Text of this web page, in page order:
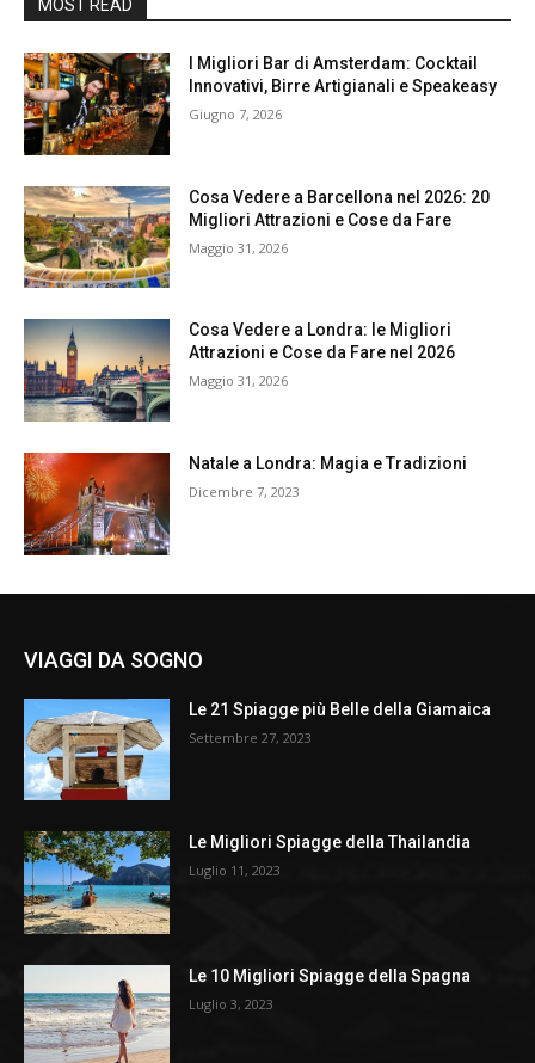
MOST READ
I Migliori Bar di Amsterdam: Cocktail
Innovativi, Birre Artigianali e Speakeasy
Giugno 7, 2026
Cosa Vedere a Barcellona nel 2026: 20
Migliori Attrazioni e Cose da Fare
Maggio 31, 2026
Cosa Vedere a Londra: le Migliori
Attrazioni e Cose da Fare nel 2026
Maggio 31, 2026
Natale a Londra: Magia e Tradizioni
Dicembre 7, 2023
VIAGGI DA SOGNO
Le 21 Spiagge più Belle della Giamaica
Settembre 27, 2023
Le Migliori Spiagge della Thailandia
Luglio 11, 2023
Le 10 Migliori Spiagge della Spagna
Luglio 3, 2023